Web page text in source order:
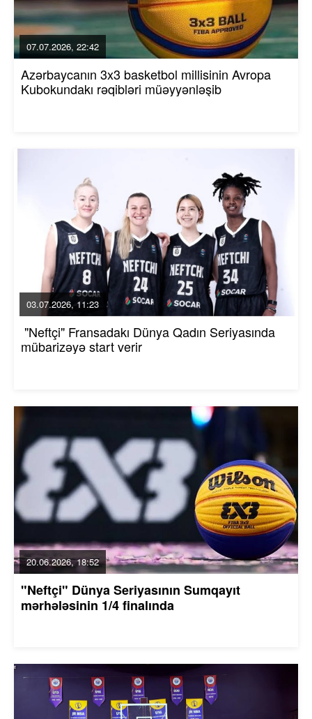
07.07.2026, 22:42
Azərbaycanın 3x3 basketbol millisinin Avropa
Kubokundakı rəqibləri müəyyənləşib
03.07.2026, 11:23
"Neftçi" Fransadakı Dünya Qadın Seriyasında
mübarizəyə start verir
20.06.2026, 18:52
"Neftçi" Dünya Seriyasının Sumqayıt
mərhələsinin 1/4 finalında